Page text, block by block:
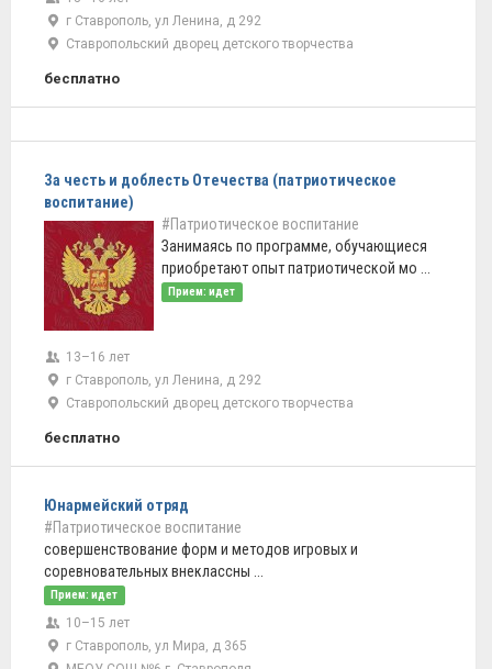
г Ставрополь, ул Ленина, д 292
Ставропольский дворец детского творчества
бесплатно
За честь и доблесть Отечества (патриотическое
воспитание)
#Патриотическое воспитание
Занимаясь по программе, обучающиеся
приобретают опыт патриотической мо ...
Прием: идет
13–16 лет
г Ставрополь, ул Ленина, д 292
Ставропольский дворец детского творчества
бесплатно
Юнармейский отряд
#Патриотическое воспитание
совершенствование форм и методов игровых и
соревновательных внеклассны ...
Прием: идет
10–15 лет
г Ставрополь, ул Мира, д 365